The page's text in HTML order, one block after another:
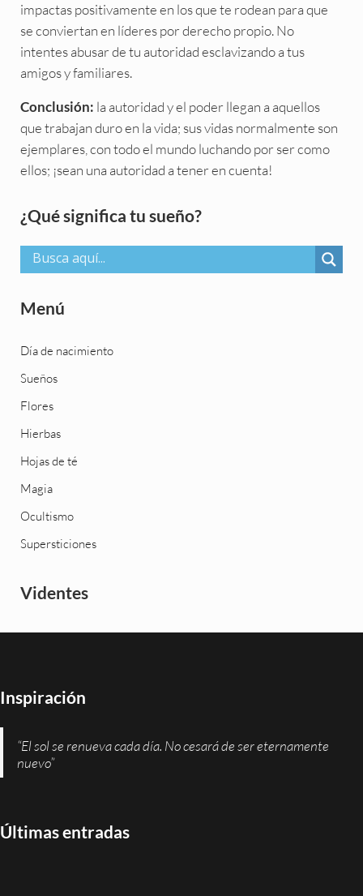
impactas positivamente en los que te rodean para que
se conviertan en líderes por derecho propio. No
intentes abusar de tu autoridad esclavizando a tus
amigos y familiares.
Conclusión: la autoridad y el poder llegan a aquellos
que trabajan duro en la vida; sus vidas normalmente son
ejemplares, con todo el mundo luchando por ser como
ellos; ¡sean una autoridad a tener en cuenta!
Sidebar
¿Qué significa tu sueño?
Menú
Día de nacimiento
Sueños
Flores
Hierbas
Hojas de té
Magia
Ocultismo
Supersticiones
Videntes
Inspiración
“El sol se renueva cada día. No cesará de ser eternamente
nuevo”
Últimas entradas